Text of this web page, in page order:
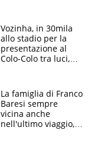
Vozinha, in 30mila
allo stadio per la
presentazione al
Colo-Colo tra luci,
La famiglia di Franco
Baresi sempre
vicina anche
nell'ultimo viaggio,